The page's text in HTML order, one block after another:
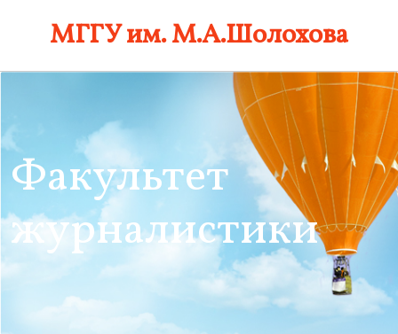
МГГУ им. М.А.Шолохова
Факультет
журналистики